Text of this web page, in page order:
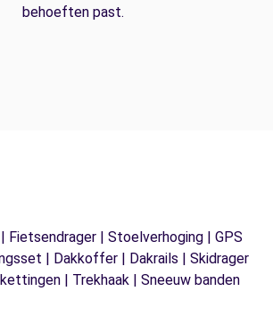
behoeften past.
Fietsendrager | Stoelverhoging | GPS
| Dakkoffer | Dakrails | Skidrager
| Trekhaak | Sneeuw banden